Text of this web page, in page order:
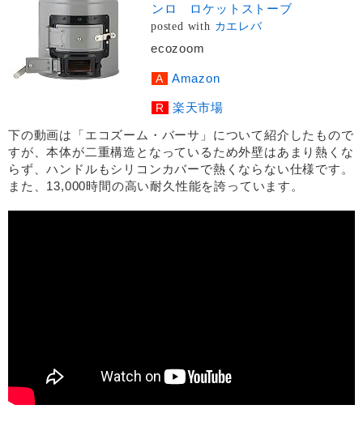
ンロ ロケットストーブ
posted with カエレバ
ecozoom
Amazon
楽天市場
下の動画は「エコズーム・バーサ」について紹介したもので
すが、本体が二重構造となっているため外壁はあまり熱くな
らず、ハンドルもシリコンカバーで熱くならない仕様です。
また、13,000時間の高い耐久性能を誇っています。